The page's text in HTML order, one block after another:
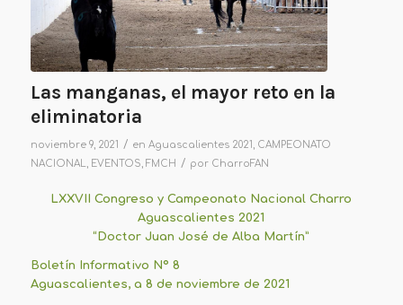
Las manganas, el mayor reto en la
eliminatoria
noviembre 9, 2021 / en Aguascalientes 2021
CAMPEONATO
NACIONAL
EVENTOS FMCH / por CharroFAN
LXXVII Congreso y Campeonato Nacional Charro
Aguascalientes 2021
“Doctor Juan José de Alba Martín”
Boletín Informativo Nº 8
Aguascalientes, a 8 de noviembre de 2021